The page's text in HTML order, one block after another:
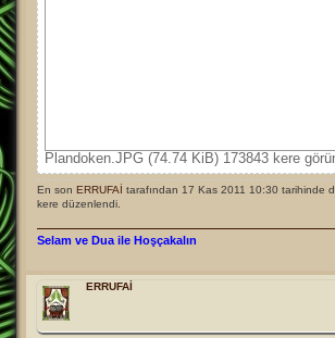
Plandoken.JPG (74.74 KiB) 173843 kere
En son ERRUFAİ tarafından 17 Kas 2011 10:30 tarihinde
kere düzenlendi.
Selam ve Dua ile Hoşçakalın
ERRUFAİ